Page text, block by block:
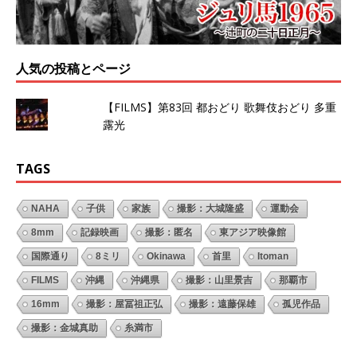
人気の投稿とページ
【FILMS】第83回 都おどり 歌舞伎おどり 多重
露光
TAGS
NAHA 子供 家族 撮影：大城隆盛 運動会
8mm 記録映画 撮影：匿名 東アジア映像館
国際通り 8ミリ Okinawa 首里 Itoman
FILMS 沖縄 沖縄県 撮影：山里景吉 那覇市
16mm 撮影：屋冨祖正弘 撮影：遠藤保雄 孤児作品
撮影：金城真助 糸満市